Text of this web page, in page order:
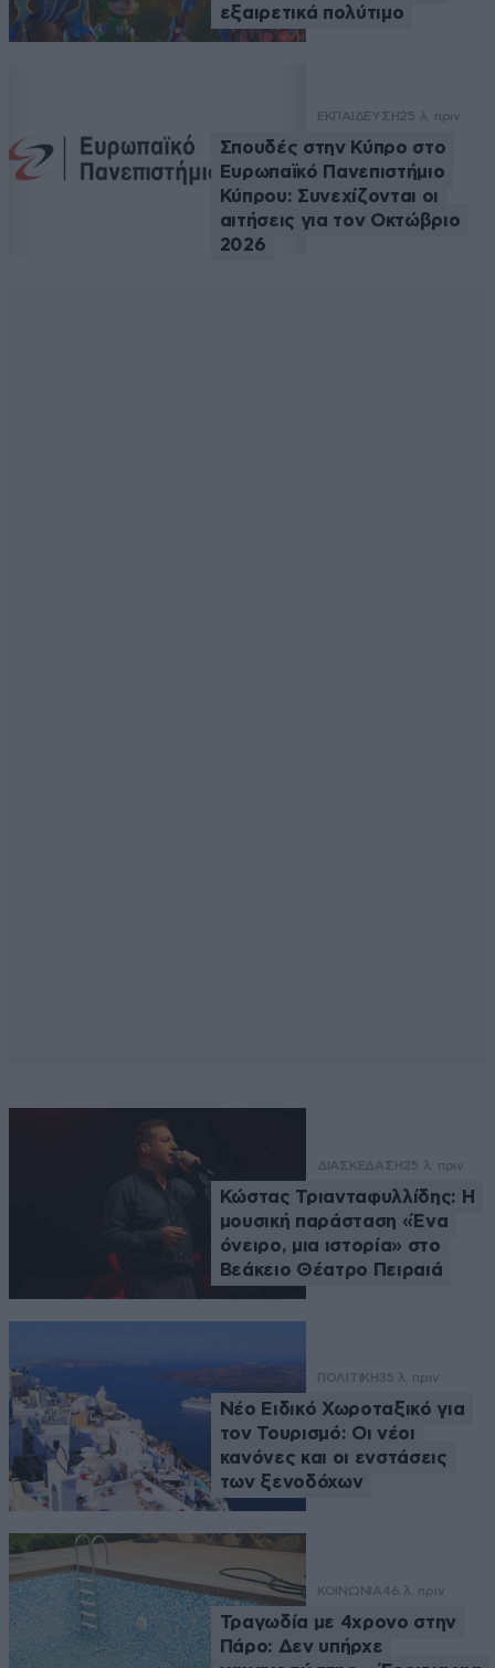
εξαιρετικά πολύτιμο
ΕΚΠΑΙΔΕΥΣΗ25 λ. πριν
Σπουδές στην Κύπρο στο
Ευρωπαϊκό Πανεπιστήμιο
Κύπρου: Συνεχίζονται οι
αιτήσεις για τον Οκτώβριο
2026
ΔΙΑΣΚΕΔΑΣΗ25 λ. πριν
Κώστας Τριανταφυλλίδης: Η
μουσική παράσταση «Ένα
όνειρο, μια ιστορία» στο
Βεάκειο Θέατρο Πειραιά
ΠΟΛΙΤΙΚΗ35 λ. πριν
Νέο Ειδικό Χωροταξικό για
τον Τουρισμό: Οι νέοι
κανόνες και οι ενστάσεις
των ξενοδόχων
ΚΟΙΝΩΝΙΑ46 λ. πριν
Τραγωδία με 4χρονο στην
Πάρο: Δεν υπήρχε